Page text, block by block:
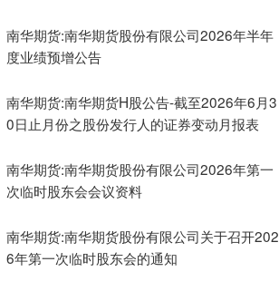
南华期货:南华期货股份有限公司2026年半年
度业绩预增公告
南华期货:南华期货H股公告-截至2026年6月3
0日止月份之股份发行人的证券变动月报表
南华期货:南华期货股份有限公司2026年第一
次临时股东会会议资料
南华期货:南华期货股份有限公司关于召开202
6年第一次临时股东会的通知